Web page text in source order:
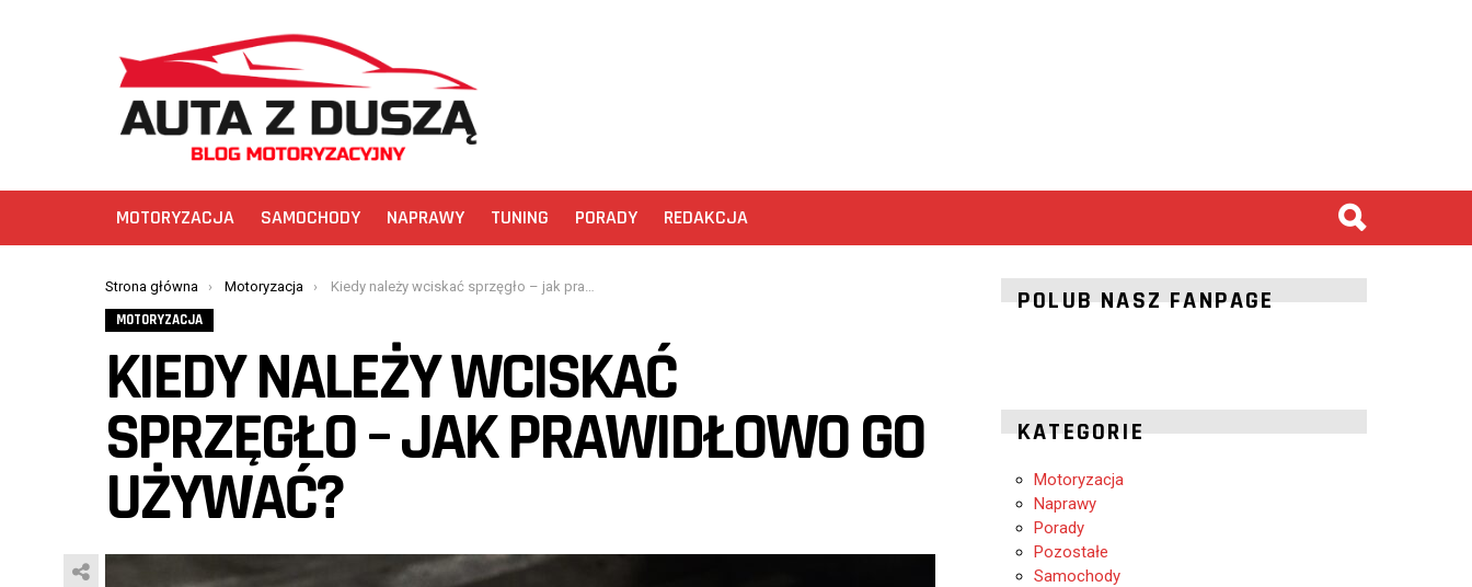
MOTORYZACJA SAMOCHODY NAPRAWY TUNING PORADY REDAKCJA
You are here:
Strona główna Motoryzacja Kiedy należy wciskać sprzęgło – jak prawidłowo go używać?
MOTORYZACJA
KIEDY NALEŻY WCISKAĆ
SPRZĘGŁO – JAK PRAWIDŁOWO GO
UŻYWAĆ?
POLUB NASZ FANPAGE
KATEGORIE
Motoryzacja
Naprawy
Porady
Pozostałe
Samochody